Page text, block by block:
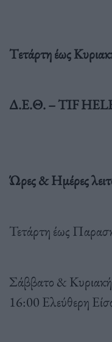
Tετάρτη έως
Δ.Ε.Θ. – TIF
Ώρες & Ημέρες
Τετάρτη έως
Σάββατο &
16:00 Ελεύθερη